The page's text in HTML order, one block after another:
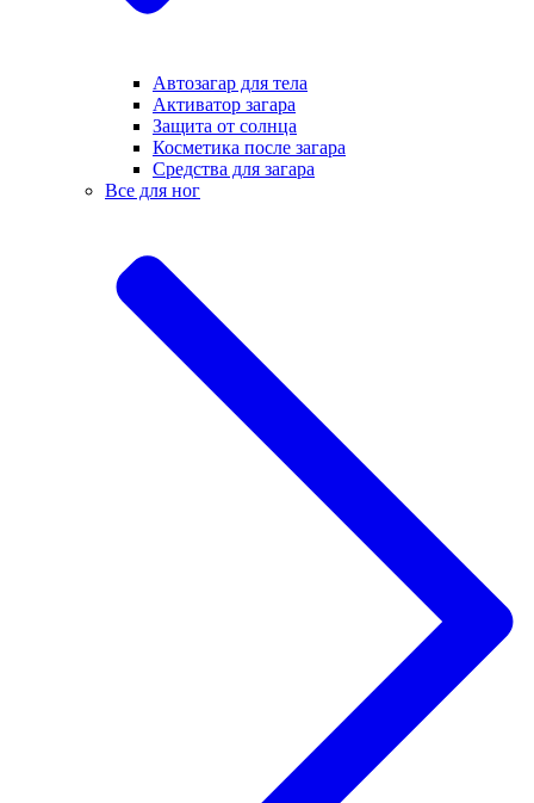
Автозагар для тела
Активатор загара
Защита от солнца
Косметика после загара
Средства для загара
Все для ног